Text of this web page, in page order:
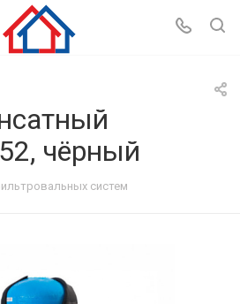
чёрный
систем